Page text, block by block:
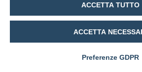
ACCETTA TUTTO
ACCETTA
Preferenze GDPR